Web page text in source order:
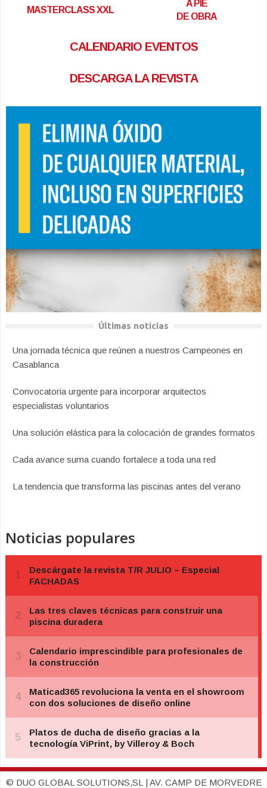
MASTERCLASS XXL
A PIE
DE OBRA
CALENDARIO EVENTOS
DESCARGA LA REVISTA
Últimas noticias
Una jornada técnica que reúnen a nuestros Campeones en
Casablanca
Convocatoria urgente para incorporar arquitectos
especialistas voluntarios
Una solución elástica para la colocación de grandes formatos
Cada avance suma cuando fortalece a toda una red
La tendencia que transforma las piscinas antes del verano
Noticias populares
© DUO GLOBAL SOLUTIONS,SL | AV. CAMP DE MORVEDRE